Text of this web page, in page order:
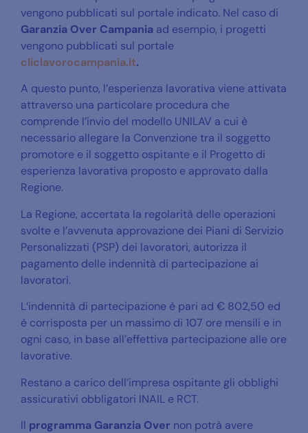
vengono pubblicati sul portale indicato. Nel caso di
Garanzia Over Campania ad esempio, i progetti
vengono pubblicati sul portale
cliclavorocampania.it.
A questo punto, l’esperienza lavorativa viene attivata
attraverso una particolare procedura che
comprende l’invio del modello UNILAV a cui è
necessario allegare la Convenzione tra il soggetto
promotore e il soggetto ospitante e il Progetto di
esperienza lavorativa proposto e approvato dalla
Regione.
La Regione, accertata la regolarità delle operazioni
svolte e l’avvenuta approvazione dei Piani di Servizio
Personalizzati (PSP) dei lavoratori, autorizza il
pagamento delle indennità di partecipazione ai
lavoratori.
L’indennità di partecipazione è pari ad € 802,50 ed
è corrisposta per un massimo di 107 ore mensili e in
ogni caso, in base all’effettiva partecipazione alle ore
lavorative.
Restano a carico dell’impresa ospitante gli obblighi
assicurativi obbligatori INAIL e RCT.
Il programma Garanzia Over non potrà avere